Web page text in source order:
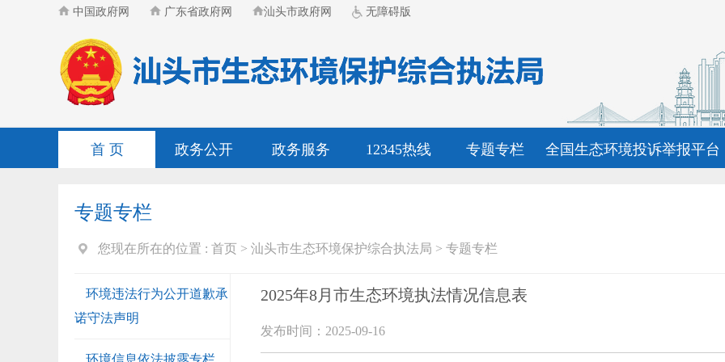
中国政府网 广东省政府网 汕头市政府网 无障碍版
首 页 政务公开 政务服务 12345热线 专题专栏 全国生态环境投诉举报平台
专题专栏
您现在所在的位置 : 首页 > 汕头市生态环境保护综合执法局 > 专题专栏
环境违法行为公开道歉承
诺守法声明
环境信息依法披露专栏
2025年8月市生态环境执法情况信息表
发布时间：2025-09-16